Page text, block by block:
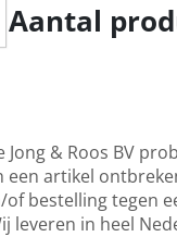
Aantal
& Roos BV
artikel
bestelling tegen
leveren in heel